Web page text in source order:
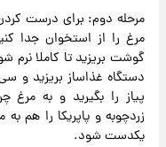
مرحله دوم: برای درست
مرغ را از استخوان جدا
گوشت بریزید تا کاملا
دستگاه غذاساز بریزید و
پیاز را بگیرید و به
زردچوبه و پاپریکا را هم
یکدست شود.